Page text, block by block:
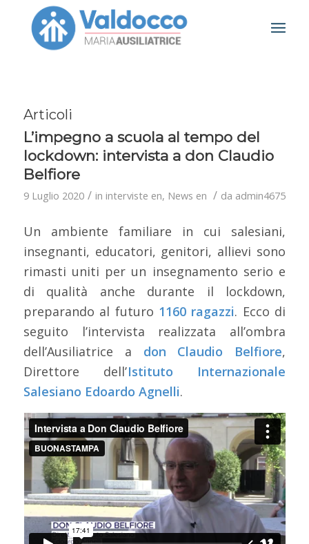
Articoli
L’impegno a scuola al tempo del
lockdown: intervista a don Claudio
Belfiore
9 Luglio 2020 / in interviste en, News en / da admin4675
Un ambiente familiare in cui salesiani,
insegnanti, educatori, genitori, allievi sono
rimasti uniti per un insegnamento serio e
di qualità anche durante il lockdown,
preparando al futuro 1160 ragazzi. Ecco di
seguito l’intervista realizzata all’ombra
dell’Ausiliatrice a don Claudio Belfiore,
Direttore dell’Istituto Internazionale
Salesiano Edoardo Agnelli.